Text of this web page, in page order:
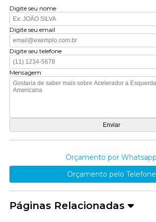
Digite seu nome
Digite seu email
Digite seu telefone
Mensagem
Orçamento por Whatsapp
Orçamento pelo Telefone
Páginas Relacionadas